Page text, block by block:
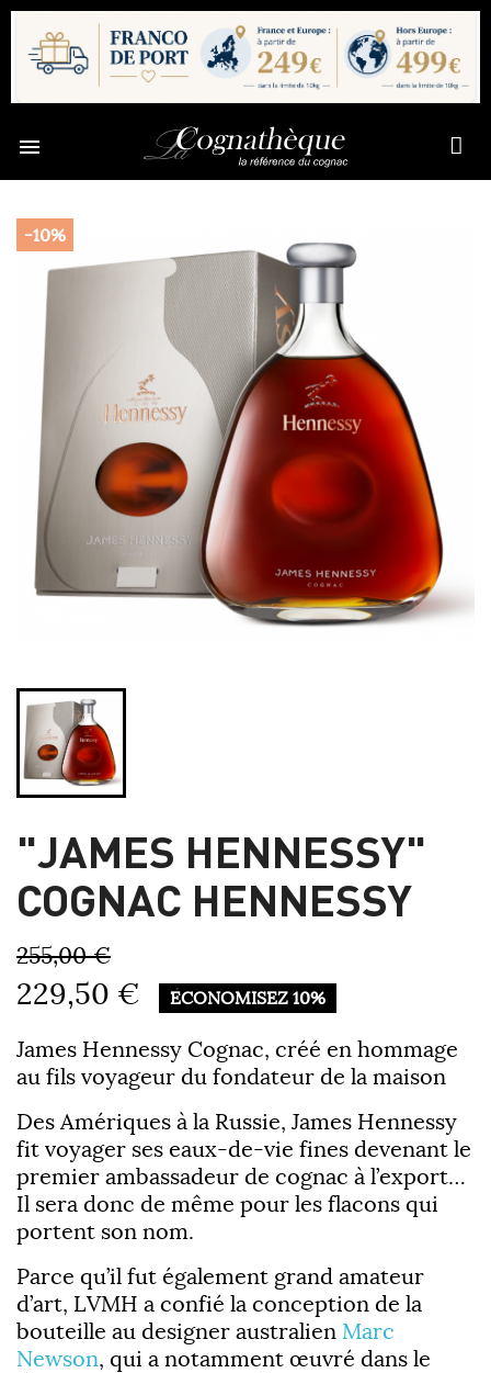

-10%
"JAMES HENNESSY"
COGNAC HENNESSY
255,00 €
229,50 € ÉCONOMISEZ 10%
James Hennessy Cognac, créé en hommage
au fils voyageur du fondateur de la maison
Des Amériques à la Russie, James Hennessy
fit voyager ses eaux-de-vie fines devenant le
premier ambassadeur de cognac à l’export…
Il sera donc de même pour les flacons qui
portent son nom.
Parce qu’il fut également grand amateur
d’art, LVMH a confié la conception de la
bouteille au designer australien Marc
Newson, qui a notamment œuvré dans le